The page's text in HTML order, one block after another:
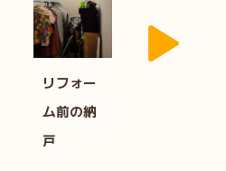
リフォー
ム前の納
戸